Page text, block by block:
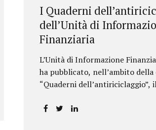
I Quaderni
dell’Unità di
Finanziaria
L’Unità di Informazione
ha pubblicato, nell’ambito
“Quaderni dell’antiriciclaggio”,
Normativa, che illustra i